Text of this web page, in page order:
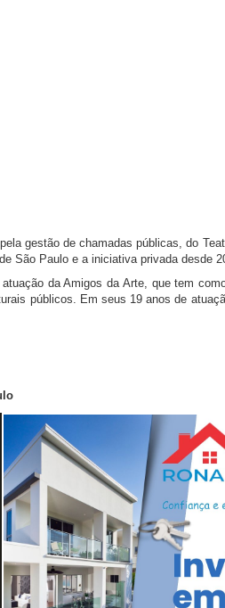
gestão de chamadas públicas, do
São Paulo e a iniciativa privada desde
da Amigos da Arte, que tem
públicos. Em seus 19 anos de